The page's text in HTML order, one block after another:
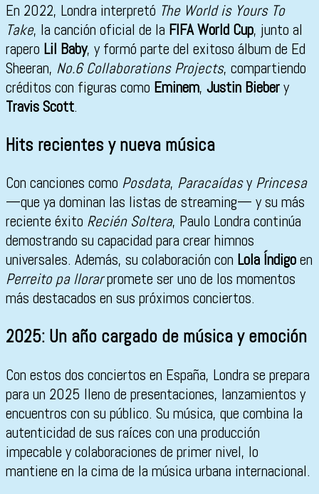
En 2022, Londra interpretó The World is Yours To
Take, la canción oficial de la FIFA World Cup, junto al
rapero Lil Baby, y formó parte del exitoso álbum de Ed
Sheeran, No.6 Collaborations Projects, compartiendo
créditos con figuras como Eminem, Justin Biebery
Travis Scott.
Hits recientes y nueva música
Con canciones como Posdata, ParacaídasyPrincesa
—que ya dominan las listas de streaming— y su más
reciente éxito Recién Soltera, Paulo Londra continúa
demostrando su capacidad para crear himnos
universales. Además, su colaboración con Lola Índigoen
Perreito pa llorarpromete ser uno de los momentos
más destacados en sus próximos conciertos.
2025: Un año cargado de música y emoción
Con estos dos conciertos en España, Londra se prepara
para un 2025 lleno de presentaciones, lanzamientos y
encuentros con su público. Su música, que combina la
autenticidad de sus raíces con una producción
impecable y colaboraciones de primer nivel, lo
mantiene en la cima de la música urbana internacional.